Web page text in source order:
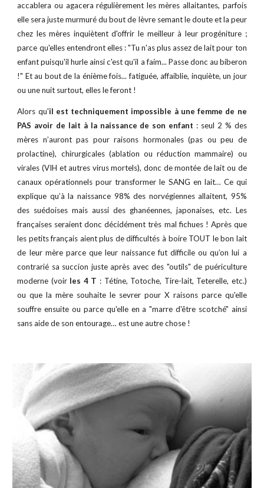
accablera ou agacera régulièrement les mères allaitantes, parfois
elle sera juste murmuré du bout de lèvre semant le doute et la peur
chez les mères inquiètent d'offrir le meilleur à leur progéniture ;
parce qu'elles entendront elles : "Tu n'as plus assez de lait pour ton
enfant puisqu'il hurle ainsi c'est qu'il a faim... Passe donc au biberon
!" Et au bout de la énième fois... fatiguée, affaiblie, inquiète, un jour
ou une nuit surtout, elles le feront !
Alors qu'il est techniquement impossible à une femme de ne
PAS avoir de lait à la naissance de son enfant : seul 2 % des
mères n’auront pas pour raisons hormonales (pas ou peu de
prolactine), chirurgicales (ablation ou réduction mammaire) ou
virales (VIH et autres virus mortels), donc de montée de lait ou de
canaux opérationnels pour transformer le SANG en lait… Ce qui
explique qu’à la naissance 98% des norvégiennes allaitent, 95%
des suédoises mais aussi des ghanéennes, japonaises, etc. Les
françaises seraient donc décidément très mal fichues ! Après que
les petits français aient plus de difficultés à boire TOUT le bon lait
de leur mère parce que leur naissance fut difficile ou qu’on lui a
contrarié sa succion juste après avec des "outils" de puériculture
moderne (voir les 4 T : Tétine, Totoche, Tire-lait, Teterelle, etc.)
ou que la mère souhaite le sevrer pour X raisons parce qu'elle
souffre ensuite ou parce qu'elle en a "marre d'être scotché" ainsi
sans aide de son entourage… est une autre chose !